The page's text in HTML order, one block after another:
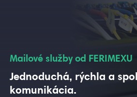
Mailové služby od FERIMEXU
Jednoduchá, rýchla a
komunikácia.